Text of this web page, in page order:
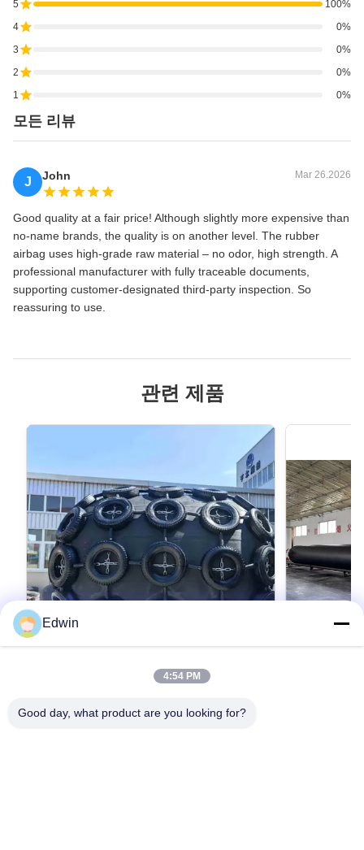
5
100%
4
0%
3
0%
2
0%
1
0%
모든 리뷰
J John Mar 26.2026
Good quality at a fair price! Although slightly more expensive than
no‑name brands, the quality is on another level. The rubber
airbag uses high‑grade raw material – no odor, high strength. A
professional manufacturer with fully traceable documents,
supporting customer‑designated third‑party inspection. So
reassuring to use.
관련 제품
Introduction of Marine Rubber Airbag 1. Marine
Edwin
4:54 PM
Good day, what product are you looking for?